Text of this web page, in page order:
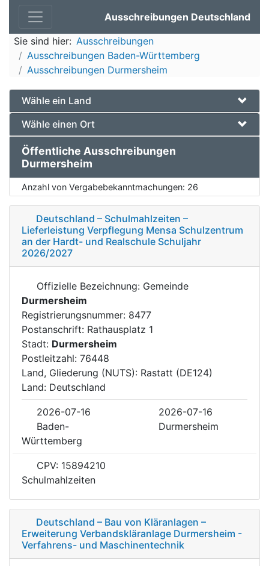
Ausschreibungen Deutschland
Sie sind hier: Ausschreibungen
Ausschreibungen Baden-Württemberg
Ausschreibungen Durmersheim
Wähle ein Land
Wähle einen Ort
Öffentliche Ausschreibungen
Durmersheim
Anzahl von Vergabebekanntmachungen: 26
Deutschland – Schulmahlzeiten –
Lieferleistung Verpflegung Mensa Schulzentrum
an der Hardt- und Realschule Schuljahr
2026/2027
Offizielle Bezeichnung: Gemeinde
Durmersheim
Registrierungsnummer: 8477
Postanschrift: Rathausplatz 1
Stadt: Durmersheim
Postleitzahl: 76448
Land, Gliederung (NUTS): Rastatt (DE124)
Land: Deutschland
2026-07-16
2026-07-16
Baden-
Württemberg
Durmersheim
CPV: 15894210
Schulmahlzeiten
Deutschland – Bau von Kläranlagen –
Erweiterung Verbandskläranlage Durmersheim -
Verfahrens- und Maschinentechnik